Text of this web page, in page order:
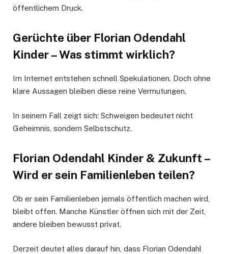
öffentlichem Druck.
Gerüchte über Florian Odendahl
Kinder – Was stimmt wirklich?
Im Internet entstehen schnell Spekulationen. Doch ohne
klare Aussagen bleiben diese reine Vermutungen.
In seinem Fall zeigt sich: Schweigen bedeutet nicht
Geheimnis, sondern Selbstschutz.
Florian Odendahl Kinder & Zukunft –
Wird er sein Familienleben teilen?
Ob er sein Familienleben jemals öffentlich machen wird,
bleibt offen. Manche Künstler öffnen sich mit der Zeit,
andere bleiben bewusst privat.
Derzeit deutet alles darauf hin, dass Florian Odendahl